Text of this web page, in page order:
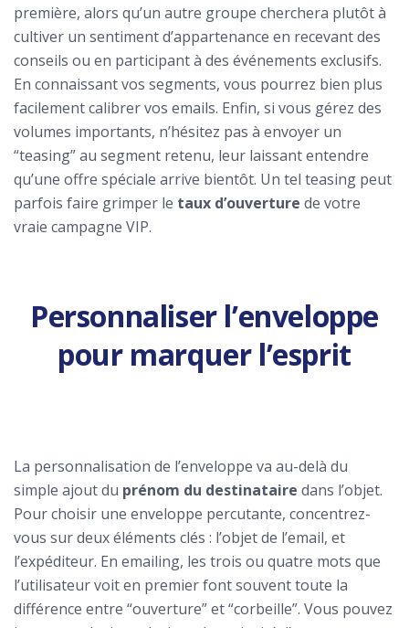
première, alors qu’un autre groupe cherchera plutôt à
cultiver un sentiment d’appartenance en recevant des
conseils ou en participant à des événements exclusifs.
En connaissant vos segments, vous pourrez bien plus
facilement calibrer vos emails. Enfin, si vous gérez des
volumes importants, n’hésitez pas à envoyer un
“teasing” au segment retenu, leur laissant entendre
qu’une offre spéciale arrive bientôt. Un tel teasing peut
parfois faire grimper le taux d’ouverture de votre
vraie campagne VIP.
Personnaliser l’enveloppe
pour marquer l’esprit
La personnalisation de l’enveloppe va au-delà du
simple ajout du prénom du destinataire dans l’objet.
Pour choisir une enveloppe percutante, concentrez-
vous sur deux éléments clés : l’objet de l’email, et
l’expéditeur. En emailing, les trois ou quatre mots que
l’utilisateur voit en premier font souvent toute la
différence entre “ouverture” et “corbeille”. Vous pouvez